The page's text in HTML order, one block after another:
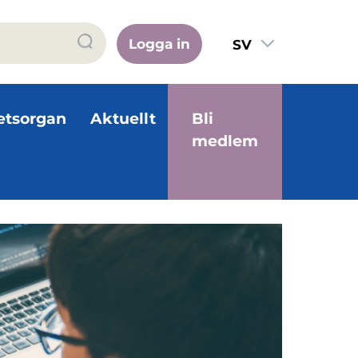
Logga in
SV
Aktuellt
Bli
medlem